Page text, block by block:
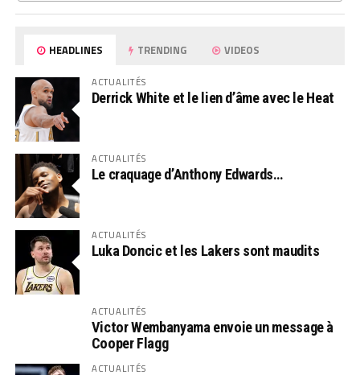
HEADLINES TRENDING VIDEOS
ACTUALITÉS
Derrick White et le lien d’âme avec le Heat
ACTUALITÉS
Le craquage d’Anthony Edwards…
ACTUALITÉS
Luka Doncic et les Lakers sont maudits
ACTUALITÉS
Victor Wembanyama envoie un message à
Cooper Flagg
ACTUALITÉS